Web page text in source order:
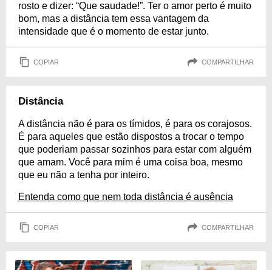
rosto e dizer: “Que saudade!”. Ter o amor perto é muito
bom, mas a distância tem essa vantagem da
intensidade que é o momento de estar junto.
COPIAR COMPARTILHAR
Distância
A distância não é para os tímidos, é para os corajosos.
É para aqueles que estão dispostos a trocar o tempo
que poderiam passar sozinhos para estar com alguém
que amam. Você para mim é uma coisa boa, mesmo
que eu não a tenha por inteiro.
Entenda como que nem toda distância é ausência
COPIAR COMPARTILHAR